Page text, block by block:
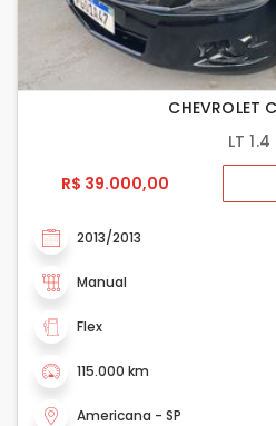
CHEVROLET
LT 1.4
R$ 39.000,00
2013/2013
Manual
Flex
115.000 km
Americana - SP